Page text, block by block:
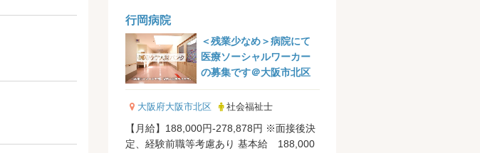
行岡病院
＜残業少なめ＞病院にて
医療ソーシャルワーカー
の募集です＠大阪市北区
大阪府大阪市北区 社会福祉士
【月給】188,000円-278,878円 ※面接後決
定、経験前職等考慮あり 基本給 188,000